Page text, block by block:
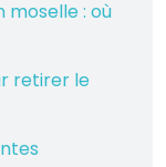
moselle : où
retirer le